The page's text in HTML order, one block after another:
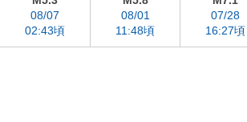
08/07
02:43頃
08/01
11:48頃
07/28
16:27頃